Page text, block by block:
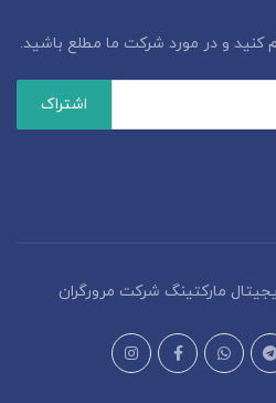
کنید و در مورد شرکت ما مطلع باشید.
مارکتینگ شرکت مرورگران